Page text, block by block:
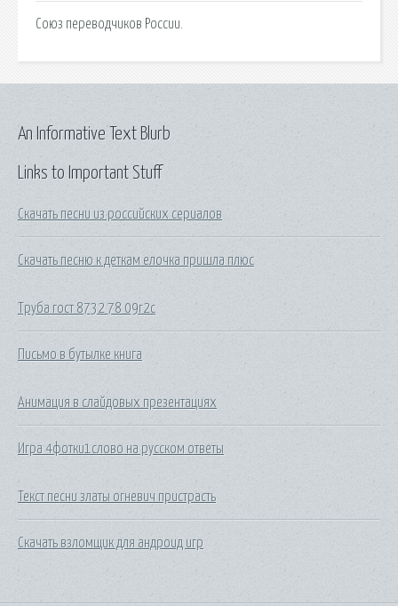
Союз переводчиков России.
Links to Important Stuff
Скачать песни из российских сериалов
Скачать песню к деткам елочка пришла плюс
Труба гост 8732 78 09г2с
Письмо в бутылке книга
Анимация в слайдовых презентациях
Игра 4фотки1слово на русском ответы
Текст песни златы огневич пристрасть
Скачать взломщик для андроид игр
An Informative Text Blurb